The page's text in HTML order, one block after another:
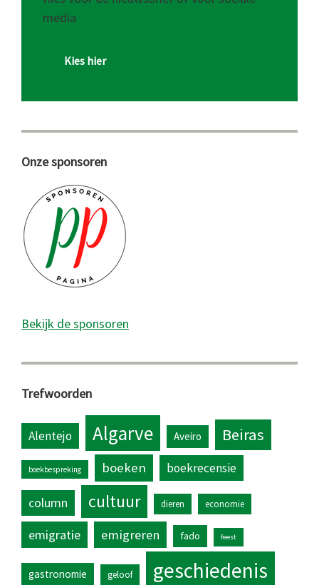
media
Kies hier
Onze sponsoren
Bekijk de sponsoren
Trefwoorden
Alentejo Algarve Aveiro Beiras
boekbespreking boeken boekrecensie
column cultuur dieren economie
emigratie emigreren fado feest
gastronomie geloof geschiedenis